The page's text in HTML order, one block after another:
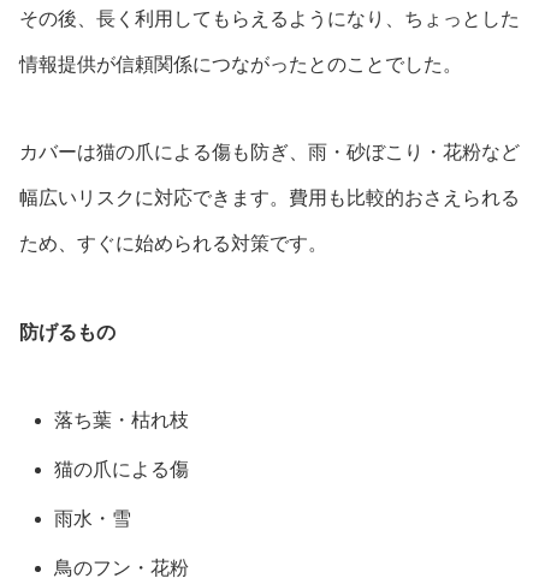
その後、長く利用してもらえるようになり、ちょっとした
情報提供が信頼関係につながったとのことでした。
カバーは猫の爪による傷も防ぎ、雨・砂ぼこり・花粉など
幅広いリスクに対応できます。費用も比較的おさえられる
ため、すぐに始められる対策です。
防げるもの
落ち葉・枯れ枝
猫の爪による傷
雨水・雪
鳥のフン・花粉